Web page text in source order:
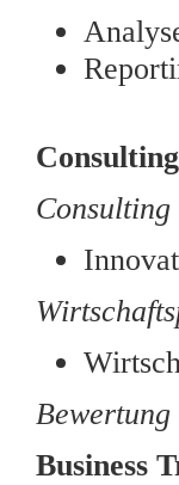
Consulting
Business